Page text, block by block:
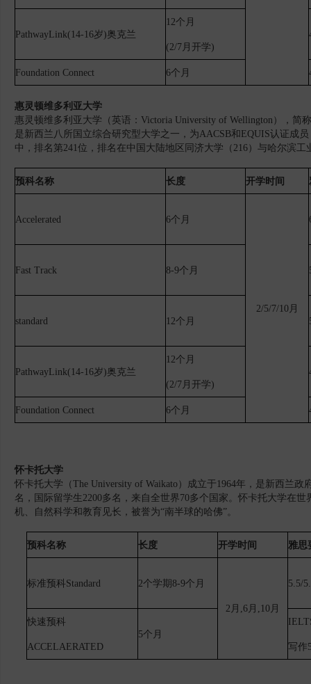
PathwayLink(14-16岁)奥克兰
12个月
(2/7月开学)
Foundation Connect 6个月
惠灵顿维多利亚大学
惠灵顿维多利亚大学（英语：Victoria University of Wellington），简
是新西兰八所国立综合研究型大学之一，为AACSB和EQUIS认证成
中，排名第241位，排名在中国大陆地区同济大学（216）与哈尔滨工
预科名称 长度 开学时间
Accelerated 6个月
2/5/7/10月
Fast Track 8-9个月
standard 12个月
PathwayLink(14-16岁)奥克兰
12个月
(2/7月开学)
Foundation Connect 6个月
怀卡托大学
怀卡托大学（The University of Waikato）成立于1964年，是新西兰
名，国际留学生2200多名，来自全世界70多个国家。怀卡托大学在
机、自然科学和教育见长，被誉为“南半球的哈佛”。
预科名称 长度 开学时间 雅思
标准预科Standard 2个学期8-9个月
2月,6月,10月
5.5/
快速预科
ACCELAERATED
5个月
写作